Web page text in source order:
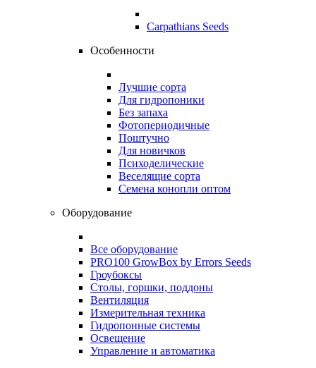
Carpathians Seeds
Особенности
Лучшие сорта
Для гидропоники
Без запаха
Фотопериодичные
Поштучно
Для новичков
Психоделические
Веселящие сорта
Семена конопли оптом
Оборудование
Все оборудование
PRO100 GrowBox by Errors Seeds
Гроубоксы
Столы, горшки, поддоны
Вентиляция
Измерительная техника
Гидропонные системы
Освещение
Управление и автоматика